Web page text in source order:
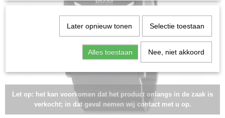
Let op: het kan voorkomen dat het product onlangs in de zaak is
verkocht; in dat geval nemen wij contact met u op.
Later opnieuw tonen Selectie toestaan
Alles toestaan Nee, niet akkoord